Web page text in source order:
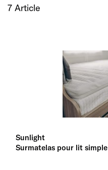
7 Article
Sunlight
Surmatelas pour lit simple